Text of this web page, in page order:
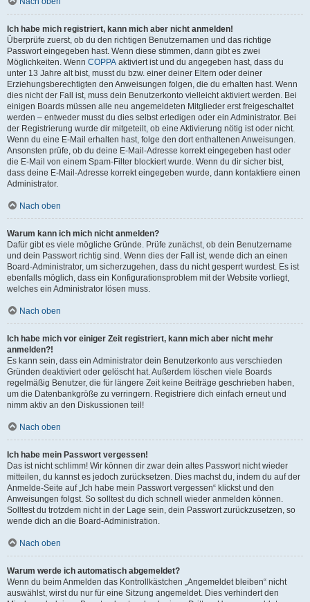
Ich habe mich registriert, kann mich aber nicht anmelden!
Überprüfe zuerst, ob du den richtigen Benutzernamen und das richtige
Passwort eingegeben hast. Wenn diese stimmen, dann gibt es zwei
Möglichkeiten. Wenn COPPA aktiviert ist und du angegeben hast, dass du
unter 13 Jahre alt bist, musst du bzw. einer deiner Eltern oder deiner
Erziehungsberechtigten den Anweisungen folgen, die du erhalten hast. Wenn
dies nicht der Fall ist, muss dein Benutzerkonto vielleicht aktiviert werden. Bei
einigen Boards müssen alle neu angemeldeten Mitglieder erst freigeschaltet
werden – entweder musst du dies selbst erledigen oder ein Administrator. Bei
der Registrierung wurde dir mitgeteilt, ob eine Aktivierung nötig ist oder nicht.
Wenn du eine E-Mail erhalten hast, folge den dort enthaltenen Anweisungen.
Ansonsten prüfe, ob du deine E-Mail-Adresse korrekt eingegeben hast oder
die E-Mail von einem Spam-Filter blockiert wurde. Wenn du dir sicher bist,
dass deine E-Mail-Adresse korrekt eingegeben wurde, dann kontaktiere einen
Administrator.
Nach oben
Warum kann ich mich nicht anmelden?
Dafür gibt es viele mögliche Gründe. Prüfe zunächst, ob dein Benutzername
und dein Passwort richtig sind. Wenn dies der Fall ist, wende dich an einen
Board-Administrator, um sicherzugehen, dass du nicht gesperrt wurdest. Es ist
ebenfalls möglich, dass ein Konfigurationsproblem mit der Website vorliegt,
welches ein Administrator lösen muss.
Nach oben
Ich habe mich vor einiger Zeit registriert, kann mich aber nicht mehr
anmelden?!
Es kann sein, dass ein Administrator dein Benutzerkonto aus verschieden
Gründen deaktiviert oder gelöscht hat. Außerdem löschen viele Boards
regelmäßig Benutzer, die für längere Zeit keine Beiträge geschrieben haben,
um die Datenbankgröße zu verringern. Registriere dich einfach erneut und
nimm aktiv an den Diskussionen teil!
Nach oben
Ich habe mein Passwort vergessen!
Das ist nicht schlimm! Wir können dir zwar dein altes Passwort nicht wieder
mitteilen, du kannst es jedoch zurücksetzen. Dies machst du, indem du auf der
Anmelde-Seite auf „Ich habe mein Passwort vergessen“ klickst und den
Anweisungen folgst. So solltest du dich schnell wieder anmelden können.
Solltest du trotzdem nicht in der Lage sein, dein Passwort zurückzusetzen, so
wende dich an die Board-Administration.
Nach oben
Warum werde ich automatisch abgemeldet?
Wenn du beim Anmelden das Kontrollkästchen „Angemeldet bleiben“ nicht
auswählst, wirst du nur für eine Sitzung angemeldet. Dies verhindert den